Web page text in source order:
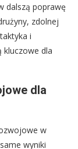
dalszą poprawę
zdolnej
i
dla
dla
w
wyniki